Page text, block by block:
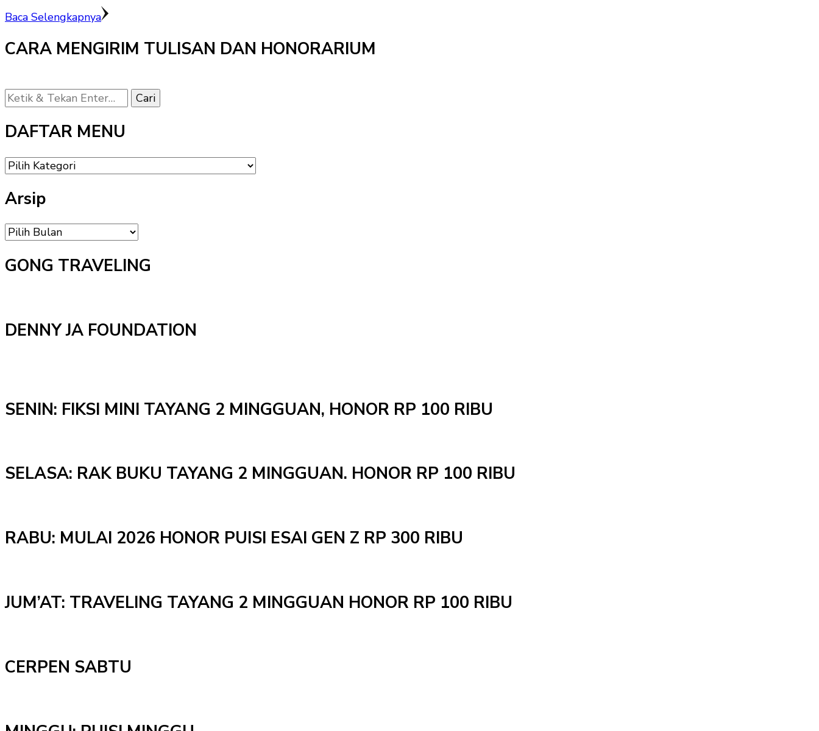
Baca Selengkapnya
CARA MENGIRIM TULISAN DAN HONORARIUM
Mencari
Sesuatu?
DAFTAR MENU
DAFTAR
MENU
Arsip
Arsip
GONG TRAVELING
DENNY JA FOUNDATION
SENIN: FIKSI MINI TAYANG 2 MINGGUAN, HONOR RP 100 RIBU
SELASA: RAK BUKU TAYANG 2 MINGGUAN. HONOR RP 100 RIBU
RABU: MULAI 2026 HONOR PUISI ESAI GEN Z RP 300 RIBU
JUM’AT: TRAVELING TAYANG 2 MINGGUAN HONOR RP 100 RIBU
CERPEN SABTU